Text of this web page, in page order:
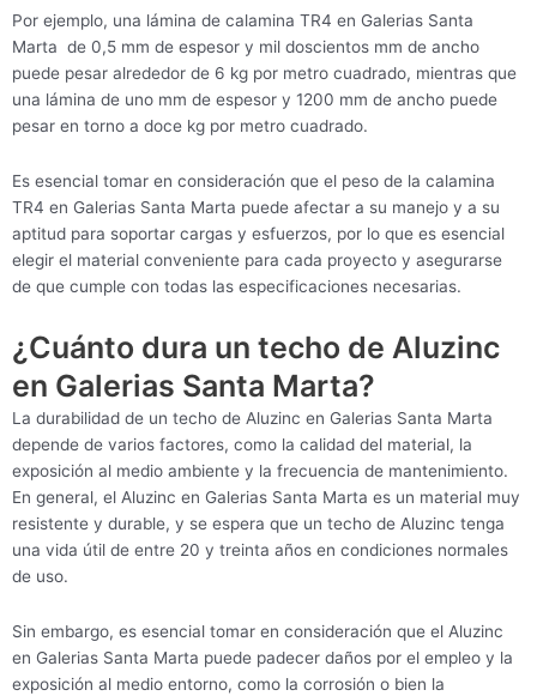
Por ejemplo, una lámina de calamina TR4 en Galerias Santa
Marta de 0,5 mm de espesor y mil doscientos mm de ancho
puede pesar alrededor de 6 kg por metro cuadrado, mientras que
una lámina de uno mm de espesor y 1200 mm de ancho puede
pesar en torno a doce kg por metro cuadrado.
Es esencial tomar en consideración que el peso de la calamina
TR4 en Galerias Santa Marta puede afectar a su manejo y a su
aptitud para soportar cargas y esfuerzos, por lo que es esencial
elegir el material conveniente para cada proyecto y asegurarse
de que cumple con todas las especificaciones necesarias.
¿Cuánto dura un techo de Aluzinc
en Galerias Santa Marta?
La durabilidad de un techo de Aluzinc en Galerias Santa Marta
depende de varios factores, como la calidad del material, la
exposición al medio ambiente y la frecuencia de mantenimiento.
En general, el Aluzinc en Galerias Santa Marta es un material muy
resistente y durable, y se espera que un techo de Aluzinc tenga
una vida útil de entre 20 y treinta años en condiciones normales
de uso.
Sin embargo, es esencial tomar en consideración que el Aluzinc
en Galerias Santa Marta puede padecer daños por el empleo y la
exposición al medio entorno, como la corrosión o bien la